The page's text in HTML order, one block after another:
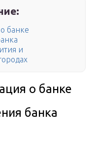
банке
и
о банке
банка